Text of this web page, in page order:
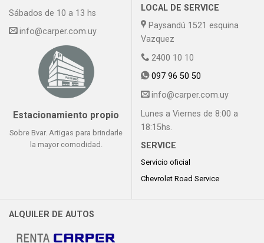
Sábados de 10 a 13 hs
info@carper.com.uy
Estacionamiento propio
Sobre Bvar. Artigas para brindarle
la mayor comodidad.
LOCAL DE SERVICE
Paysandú 1521 esquina
Vazquez
2400 10 10
097 96 50 50
info@carper.com.uy
Lunes a Viernes de 8:00 a
18:15hs.
SERVICE
Servicio oficial
Chevrolet Road Service
ALQUILER DE AUTOS